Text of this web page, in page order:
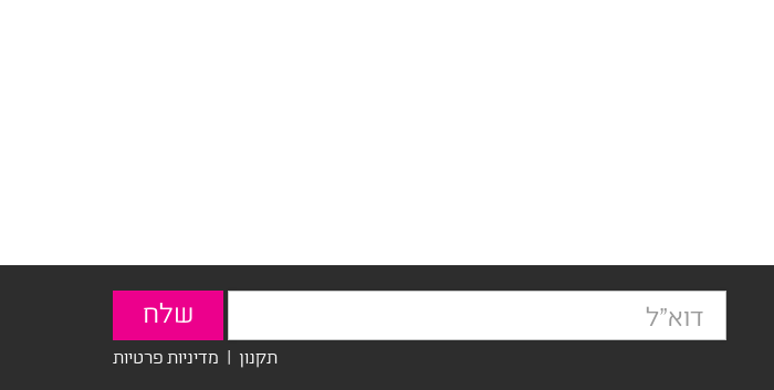
תקנון | מדיניות פרטיות